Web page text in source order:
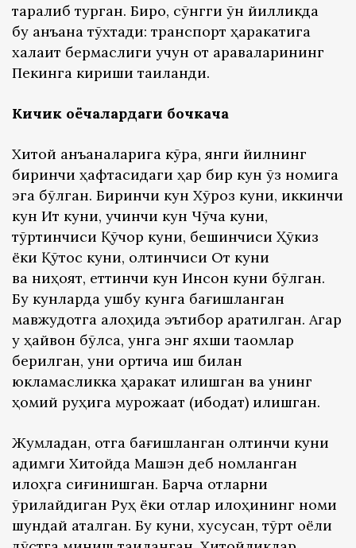
тарқалиб турган. Бироқ, сўнгги ўн йилликда
бу анъана тўхтади: транспорт ҳаракатига
халақит бермаслиги учун от араваларининг
Пекинга кириши тақиқланди.
Кичик оёқчалардаги бочкача
Хитой анъаналарига кўра, янги йилнинг
биринчи ҳафтасидаги ҳар бир кун ўз номига
эга бўлган. Биринчи кун Хўроз куни, иккинчи
кун Ит куни, учинчи кун Чўчқа куни,
тўртинчиси Қўчқор куни, бешинчиси Ҳўкиз
ёки Қўтос куни, олтинчиси От куни
ва ниҳоят, еттинчи кун Инсон куни бўлган.
Бу кунларда ушбу кунга бағишланган
мавжудотга алоҳида эътибор қаратилган. Агар
у ҳайвон бўлса, унга энг яхши таомлар
берилган, уни ортиқча иш билан
юкламасликка ҳаракат қилишган ва унинг
ҳомий руҳига мурожаат (ибодат) қилишган.
Жумладан, отга бағишланган олтинчи куни
қадимги Хитойда Машэн деб номланган
илоҳга сиғинишган. Барча отларни
қўриқлайдиган Руҳ ёки отлар илоҳининг номи
шундай аталган. Бу куни, хусусан, тўрт оёқли